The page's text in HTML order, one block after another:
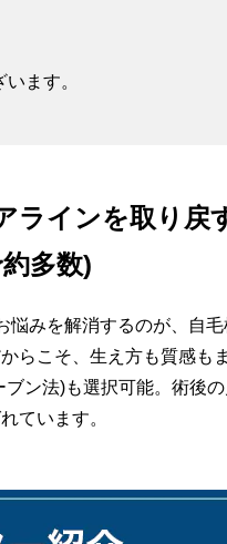
ます。
ラインを取り戻
多数)
みを解消するのが、自毛
こそ、生え方も質感も
ン法)も選択可能。術後
ています。